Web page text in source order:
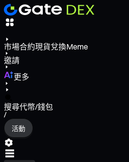
市場合約現貨兌換Meme
邀請
更多
搜尋代幣/錢包
/
活動